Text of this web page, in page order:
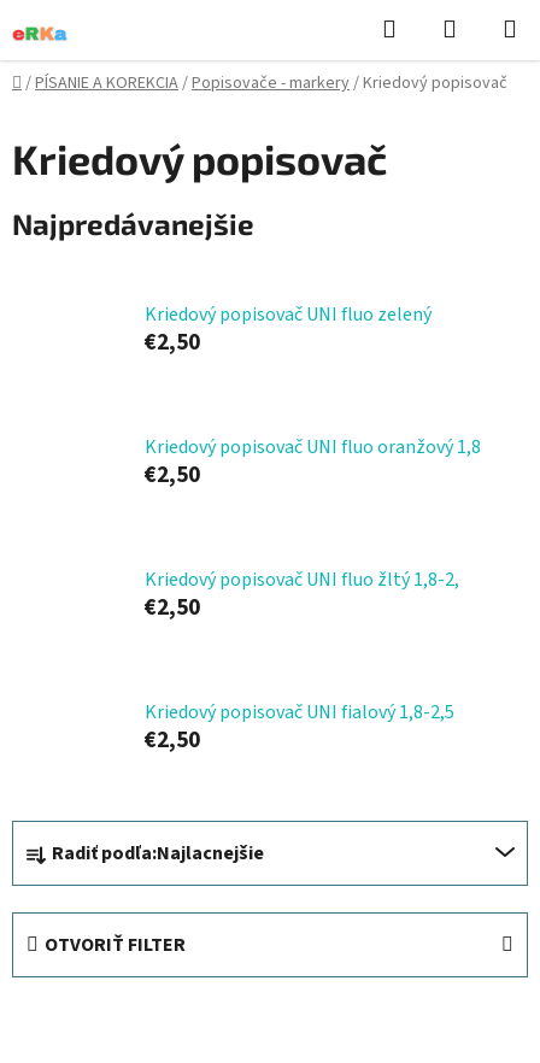
na
obsah
Hľadať
KOŠÍK
Domov
/PÍSANIE A KOREKCIA/Popisovače - markery/Kriedový popisovač
Kriedový popisovač
Najpredávanejšie
Kriedový popisovač UNI fluo zelený
€2,50
Kriedový popisovač UNI fluo oranžový 1,8
€2,50
Kriedový popisovač UNI fluo žltý 1,8-2,
€2,50
Kriedový popisovač UNI fialový 1,8-2,5
€2,50
R
a
d
Radiť podľa:Najlacnejšie
OTVORIŤ FILTER